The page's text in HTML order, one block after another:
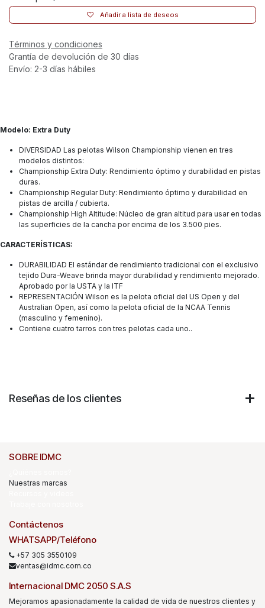
Añadir a lista de deseos
Términos y condiciones
Grantía de devolución de 30 días
Envío: 2-3 días hábiles
Modelo: Extra Duty
DIVERSIDAD Las pelotas Wilson Championship vienen en tres
modelos distintos:
Championship Extra Duty: Rendimiento óptimo y durabilidad en pistas
duras.
Championship Regular Duty: Rendimiento óptimo y durabilidad en
pistas de arcilla / cubierta.
Championship High Altitude: Núcleo de gran altitud para usar en todas
las superficies de la cancha por encima de los 3.500 pies.
CARACTERÍSTICAS:
DURABILIDAD El estándar de rendimiento tradicional con el exclusivo
tejido Dura-Weave brinda mayor durabilidad y rendimiento mejorado.
Aprobado por la USTA y la ITF
REPRESENTACIÓN Wilson es la pelota oficial del US Open y del
Australian Open, así como la pelota oficial de la NCAA Tennis
(masculino y femenino).
Contiene cuatro tarros con tres pelotas cada uno..
Reseñas de los clientes
SOBRE IDMC
Nuestras marcas
Contáctenos
WHATSAPP/Teléfono
+57 305 3550109
ventas@idmc.com.co
Internacional DMC 2050 S.A.S
Mejoramos apasionadamente la calidad de vida de nuestros clientes y